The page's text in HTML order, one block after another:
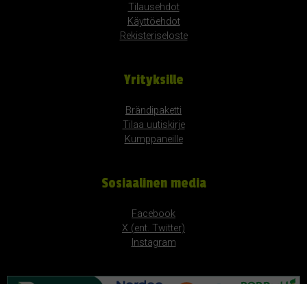
Tilausehdot
Käyttöehdot
Rekisteriseloste
Yrityksille
Brändipaketti
Tilaa uutiskirje
Kumppaneille
Sosiaalinen media
Facebook
X (ent. Twitter)
Instagram